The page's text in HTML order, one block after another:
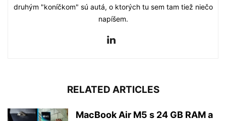
druhým "koníčkom" sú autá, o ktorých tu sem tam tiež niečo
napíšem.
RELATED ARTICLES
MacBook Air M5 s 24 GB RAM a